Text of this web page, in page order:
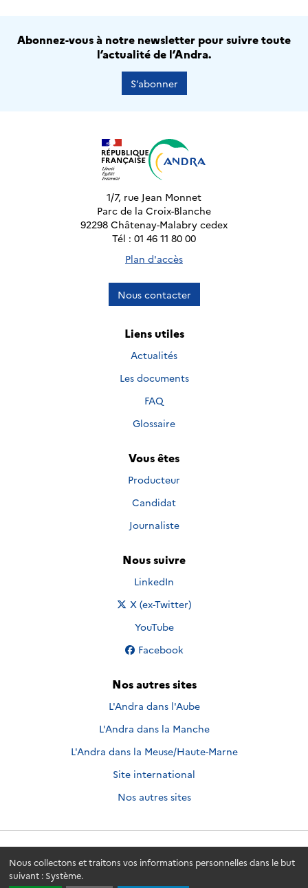
Nous collectons et traitons vos informations personnelles dans le but
suivant : Système.
Abonnez-vous à notre newsletter pour suivre toute
l’actualité de l’Andra.
S’abonner
1/7, rue Jean Monnet
Parc de la Croix-Blanche
92298 Châtenay-Malabry cedex
Tél : 01 46 11 80 00
Plan d'accès
Nous contacter
Liens utiles
Actualités
Les documents
FAQ
Glossaire
Vous êtes
Producteur
Candidat
Journaliste
Nous suivre
Nous suivre sur
LinkedIn
Nous suivre sur
X (ex-Twitter)
Nous suivre sur
YouTube
Nous suivre sur
Facebook
Nos autres sites
L'Andra dans l'Aube
L'Andra dans la Manche
L'Andra dans la Meuse/Haute-Marne
Site international
Nos autres sites